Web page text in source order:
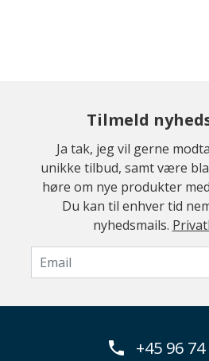
Tilmeld
Ja tak, jeg vil gerne
unikke tilbud, samt være
høre om nye produkter
Du kan til enhver tid
nyhedsmails.
+45 96